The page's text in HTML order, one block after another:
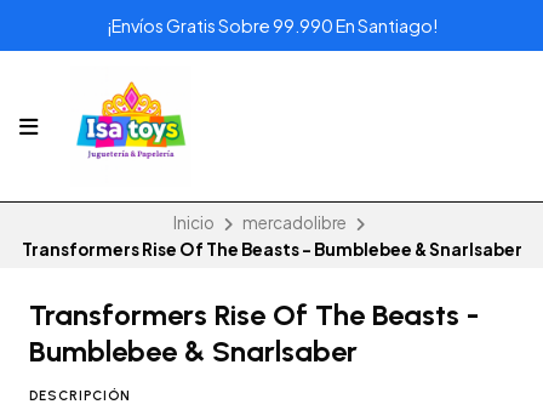
¡Envíos Gratis Sobre 99.990 En Santiago!
Inicio
mercadolibre
Transformers Rise Of The Beasts - Bumblebee & Snarlsaber
Transformers Rise Of The Beasts -
Bumblebee & Snarlsaber
DESCRIPCIÓN